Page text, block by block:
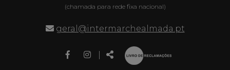
(chamada para rede fixa nacional)
geral@intermarchealmada.pt
Link
Link
para
Partilhar